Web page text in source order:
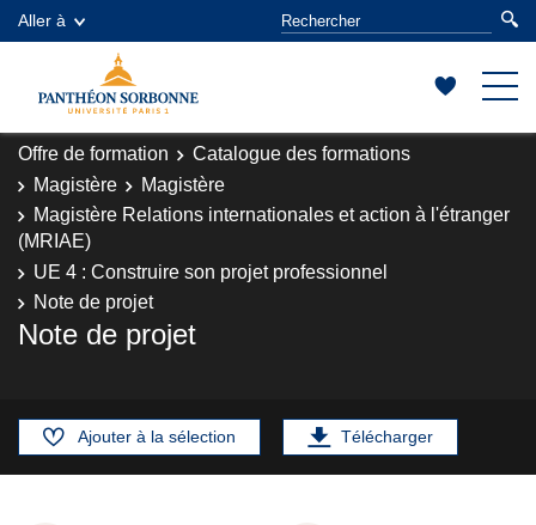
Aller à
Offre de formation
Catalogue des formations
Magistère
Magistère
Magistère Relations internationales et action à l'étranger
(MRIAE)
UE 4 : Construire son projet professionnel
Note de projet
Note de projet
Ajouter à la sélection Télécharger